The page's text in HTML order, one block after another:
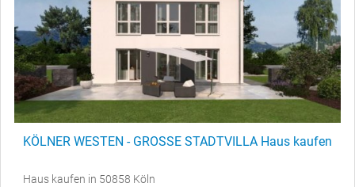
KÖLNER WESTEN - GROSSE STADTVILLA Haus kaufen
Haus kaufen in 50858 Köln